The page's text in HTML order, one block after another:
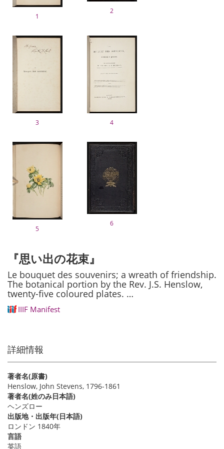
1
2
3 4
5
6
『思い出の花束』
Le bouquet des souvenirs; a wreath of friendship.
The botanical portion by the Rev. J.S. Henslow,
twenty-five coloured plates. …
IIIF Manifest
詳細情報
著者名(原書)
Henslow, John Stevens, 1796-1861
著者名(姓のみ日本語)
ヘンズロー
出版地・出版年(日本語)
ロンドン 1840年
言語
英語